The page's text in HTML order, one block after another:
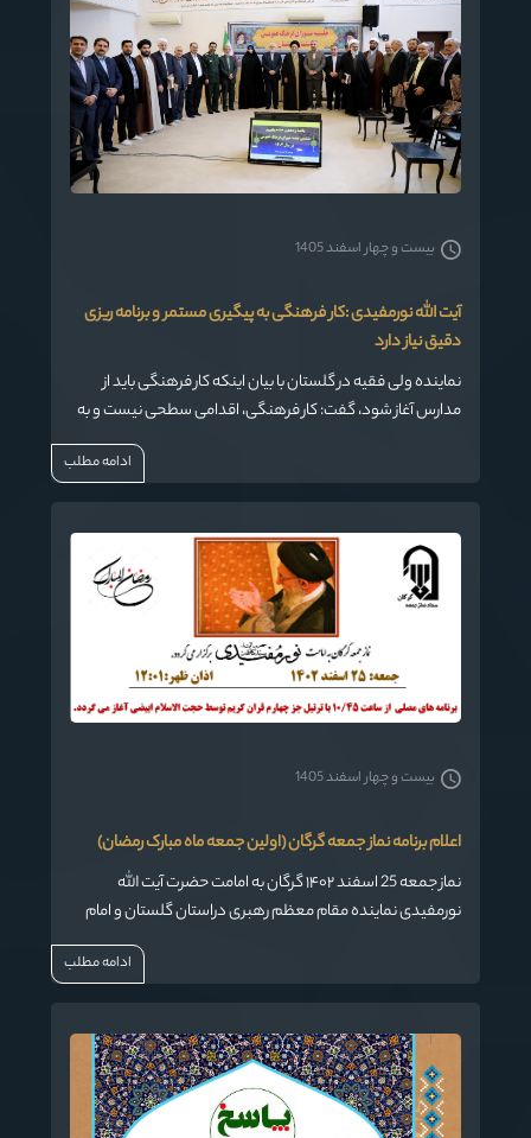
آیت الله نورمفیدی :کار فرهنگی به پیگیری مستمر و برنامه ریزی
دقیق نیاز دارد
نماینده ولی فقیه در گلستان با بیان اینکه کار فرهنگی باید از
مدارس آغاز شود، گفت: کار فرهنگی، اقدامی سطحی نیست و به
پیگیری مستمر و برنامه‌ریزی حساب‌شده و دقیق نیاز دارد.
بیست و چهار اسفند 1405
ادامه مطلب
اعلام برنامه نماز جمعه گرگان (اولین جمعه ماه مبارک رمضان)
نماز جمعه 25 اسفند ۱۴۰۲ گرگان به امامت حضرت آیت الله
نورمفیدی نماینده مقام معظم رهبری دراستان گلستان و امام
بیست و چهار اسفند 1405
ادامه مطلب